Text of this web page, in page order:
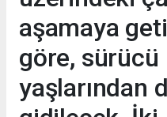
aşamaya
göre,
yaşlarından